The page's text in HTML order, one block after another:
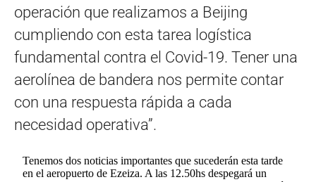
operación que realizamos a Beijing
cumpliendo con esta tarea logística
fundamental contra el Covid-19. Tener una
aerolínea de bandera nos permite contar
con una respuesta rápida a cada
necesidad operativa”.
Tenemos dos noticias importantes que sucederán esta tarde
en el aeropuerto de Ezeiza. A las 12.50hs despegará un